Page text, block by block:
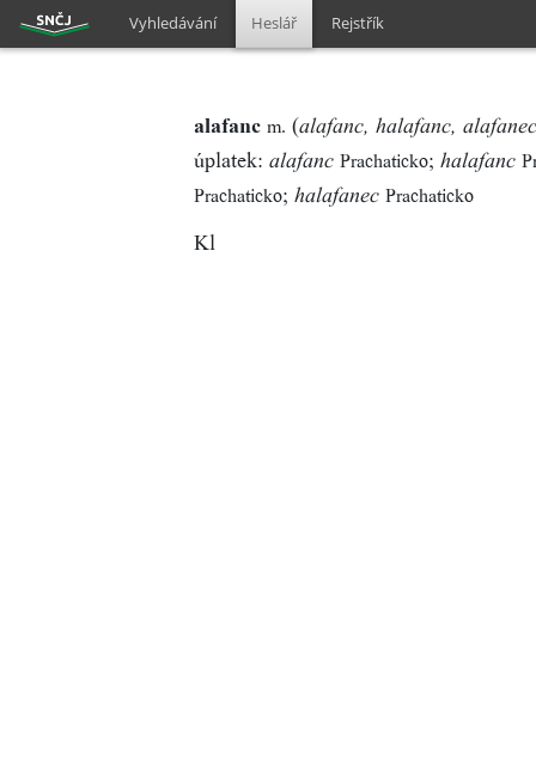
Vyhledávání Heslář Rejstřík
alafanc m. (alafanc, halafanc,
úplatek: alafanc Prachaticko; halafanc
Prachaticko; halafanec Prachaticko
Kl